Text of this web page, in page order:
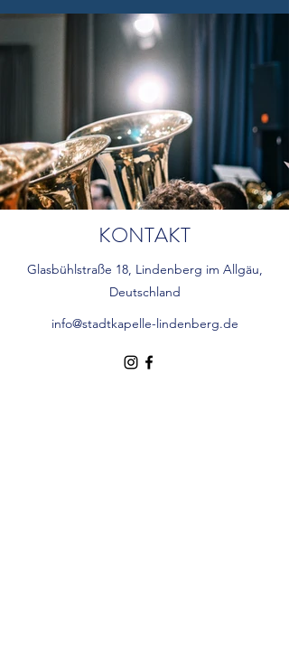
KONTAKT
Glasbühlstraße 18, Lindenberg im Allgäu,
Deutschland
info@stadtkapelle-lindenberg.de